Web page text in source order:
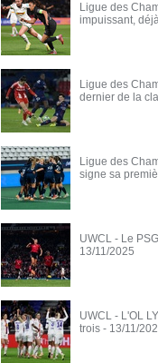
Ligue des
impuissant,
Ligue des
dernier de la
Ligue des
signe sa
UWCL - Le
13/11/2025
UWCL - L'OL
trois - 13/11/